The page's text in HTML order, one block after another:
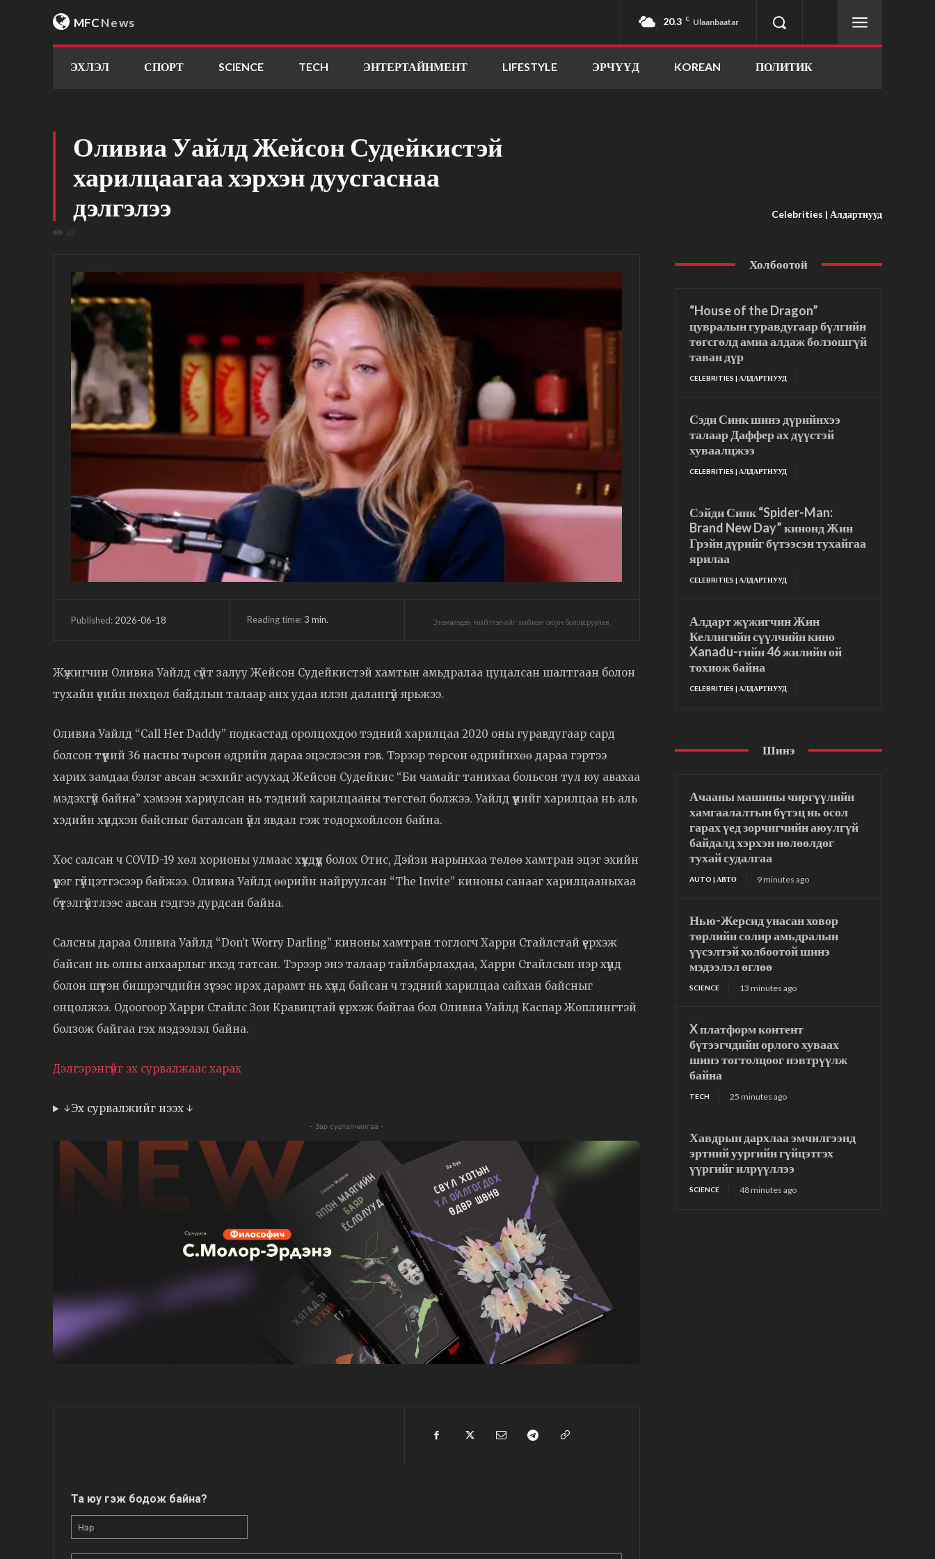
MFCNews 20.3 C Ulaanbaatar
ЭХЛЭЛ СПОРТ SCIENCE TECH ЭНТЕРТАЙНМЕНТ LIFESTYLE ЭРЧҮҮД KOREAN ПОЛИТИК
Оливиа Уайлд Жейсон Судейкистэй
харилцаагаа хэрхэн дуусгаснаа
дэлгэлээ
22
Celebrities | Алдартнууд
Published: 2026-06-18 Reading time: 3 min. Энэхүү мэдээ, нийтлэлийг хиймэл оюун боловсруулав.
Жүжигчин Оливиа Уайлд сүйт залуу Жейсон Судейкистэй хамтын амьдралаа цуцалсан шалтгаан болон
тухайн үеийн нөхцөл байдлын талаар анх удаа илэн далангүй ярьжээ.
Оливиа Уайлд “Call Her Daddy” подкастад оролцохдоо тэдний харилцаа 2020 оны гуравдугаар сард
болсон түүний 36 насны төрсөн өдрийн дараа эцэслэсэн гэв. Тэрээр төрсөн өдрийнхөө дараа гэртээ
харих замдаа бэлэг авсан эсэхийг асуухад Жейсон Судейкис “Би чамайг танихаа больсон тул юу авахаа
мэдэхгүй байна” хэмээн хариулсан нь тэдний харилцааны төгсгөл болжээ. Уайлд үүнийг харилцаа нь аль
хэдийн хүндхэн байсныг баталсан үйл явдал гэж тодорхойлсон байна.
Хос салсан ч COVID-19 хөл хорионы улмаас хүүхдүүд болох Отис, Дэйзи нарынхаа төлөө хамтран эцэг эхийн
үүрэг гүйцэтгэсээр байжээ. Оливиа Уайлд өөрийн найруулсан “The Invite” киноны санааг харилцааныхаа
бүтэлгүйтлээс авсан гэдгээ дурдсан байна.
Салсны дараа Оливиа Уайлд “Don’t Worry Darling” киноны хамтран тоглогч Харри Стайлстай үерхэж
байсан нь олны анхаарлыг ихэд татсан. Тэрээр энэ талаар тайлбарлахдаа, Харри Стайлсын нэр хүнд
болон шүтэн бишрэгчдийн зүгээс ирэх дарамт нь хүнд байсан ч тэдний харилцаа сайхан байсныг
онцолжээ. Одоогоор Харри Стайлс Зои Кравицтай үерхэж байгаа бол Оливиа Уайлд Каспар Жоплингтэй
болзож байгаа гэх мэдээлэл байна.
Дэлгэрэнгүйг эх сурвалжаас харах
↓Эх сурвалжийг нээх ↓
- Зар сурталчилгаа -
Та юу гэж бодож байна?
Холбоотой
“House of the Dragon”
цувралын гуравдугаар бүлгийн
төгсгөлд амиа алдаж болзошгүй
таван дүр
CELEBRITIES | АЛДАРТНУУД
Сэди Синк шинэ дүрийнхээ
талаар Даффер ах дүүстэй
хуваалцжээ
CELEBRITIES | АЛДАРТНУУД
Сэйди Синк “Spider-Man:
Brand New Day” кинонд Жин
Грэйн дүрийг бүтээсэн тухайгаа
ярилаа
CELEBRITIES | АЛДАРТНУУД
Алдарт жүжигчин Жин
Келлигийн сүүлчийн кино
Xanadu-гийн 46 жилийн ой
тохиож байна
CELEBRITIES | АЛДАРТНУУД
Шинэ
Ачааны машины чиргүүлийн
хамгаалалтын бүтэц нь осол
гарах үед зорчигчийн аюулгүй
байдалд хэрхэн нөлөөлдөг
тухай судалгаа
AUTO | АВТО 9 minutes ago
Нью-Жерсид унасан ховор
төрлийн солир амьдралын
үүсэлтэй холбоотой шинэ
мэдээлэл өглөө
SCIENCE 13 minutes ago
X платформ контент
бүтээгчдийн орлого хуваах
шинэ тогтолцоог нэвтрүүлж
байна
TECH 25 minutes ago
Хавдрын дархлаа эмчилгээнд
эртний уургийн гүйцэтгэх
үүргийг илрүүллээ
SCIENCE 48 minutes ago